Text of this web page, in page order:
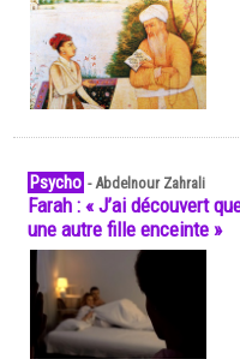
Psycho -Abdelnour Zahrali
Farah : « J’ai découvert
une autre fille enceinte »